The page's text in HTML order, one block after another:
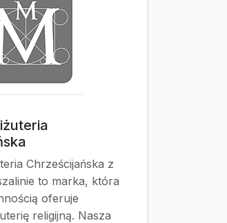
Chrześcijańska z
to marka, która
oferuje
religijną. Nasza